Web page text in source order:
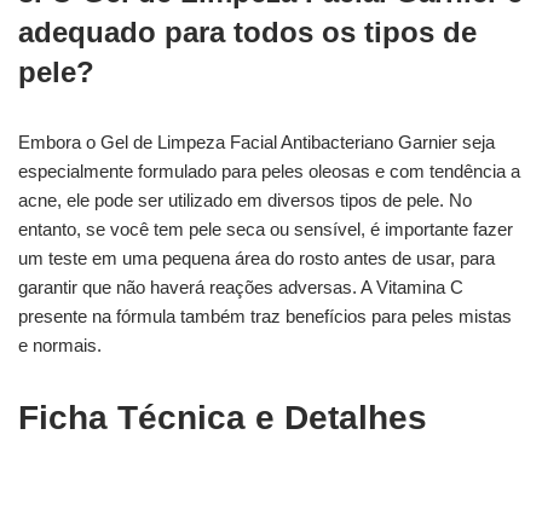
adequado para todos os tipos de
pele?
Embora o Gel de Limpeza Facial Antibacteriano Garnier seja
especialmente formulado para peles oleosas e com tendência a
acne, ele pode ser utilizado em diversos tipos de pele. No
entanto, se você tem pele seca ou sensível, é importante fazer
um teste em uma pequena área do rosto antes de usar, para
garantir que não haverá reações adversas. A Vitamina C
presente na fórmula também traz benefícios para peles mistas
e normais.
Ficha Técnica e Detalhes